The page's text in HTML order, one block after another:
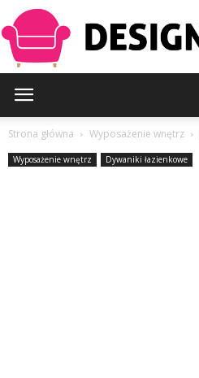
Strona główna Wyposażenie wnętrz
Wyposażenie wnętrz Dywaniki łazienkowe